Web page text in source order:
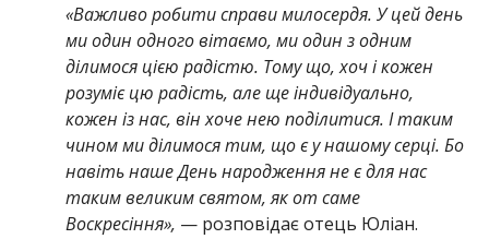
«Важливо робити справи милосердя. У цей день
ми один одного вітаємо, ми один з одним
ділимося цією радістю. Тому що, хоч і кожен
розуміє цю радість, але ще індивідуально,
кожен із нас, він хоче нею поділитися. І таким
чином ми ділимося тим, що є у нашому серці. Бо
навіть наше День народження не є для нас
таким великим святом, як от саме
Воскресіння», — розповідає отець Юліан.